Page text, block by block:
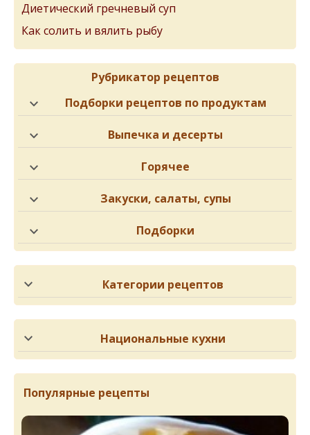
Диетический гречневый суп
Как солить и вялить рыбу
Рубрикатор рецептов
Подборки рецептов по продуктам
Выпечка и десерты
Горячее
Закуски, салаты, супы
Подборки
Категории рецептов
Национальные кухни
Популярные рецепты